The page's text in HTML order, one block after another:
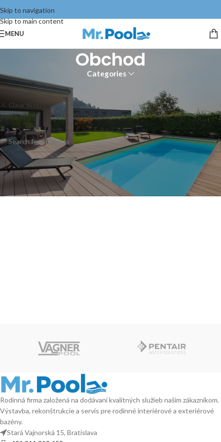
Skip to navigation
Skip to main content
MENU
Obchod
Categories
Domov Obchod
Clear filters Vagner pool
Neboli nájdené žiadne produkty zodpovedajúce vášmu výberu.
Rodinná firma založená na dodávaní kvalitných služieb naším zákazníkom.
Výstavba, rekonštrukcie a servis pre rodinné interiérové a exteriérové
bazény.
Stará Vajnorská 15, Bratislava